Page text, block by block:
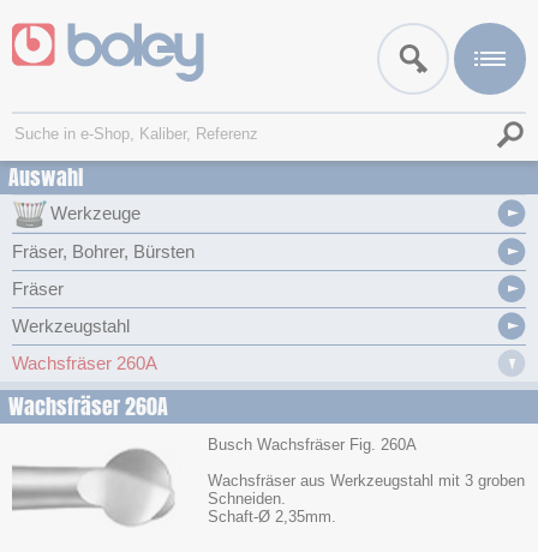
Auswahl
Werkzeuge
Fräser, Bohrer, Bürsten
Fräser
Werkzeugstahl
Wachsfräser 260A
Wachsfräser 260A
Busch Wachsfräser Fig. 260A
Wachsfräser aus Werkzeugstahl mit 3 groben
Schneiden.
Schaft-Ø 2,35mm.